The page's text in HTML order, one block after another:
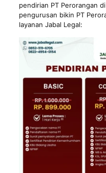
pendirian PT Perorangan
pengurusan bikin PT
layanan Jabal Legal: